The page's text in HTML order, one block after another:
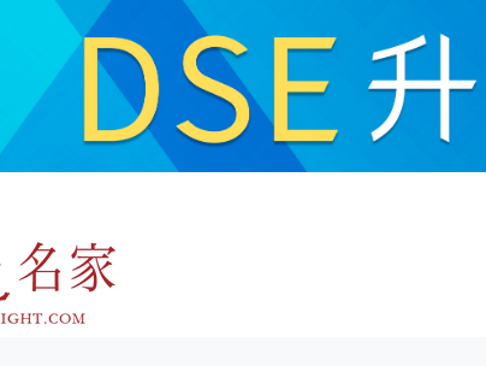
文化 財經 生活 健康